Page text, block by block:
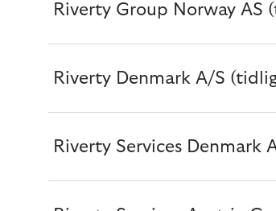
Riverty Group Norway AS
Riverty Denmark A/S
Riverty Services Denmark